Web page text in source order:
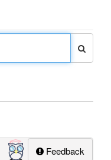
Feedback